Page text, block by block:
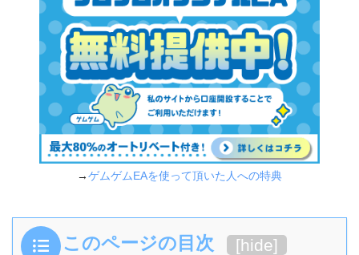
→ゲムゲムEAを使って頂いた人への特典
このページの目次 [hide]